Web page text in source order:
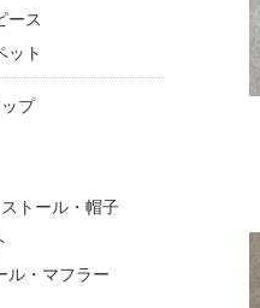
ース
ット
プ
トール・帽子
ル・マフラー